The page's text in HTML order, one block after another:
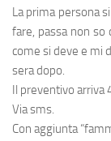
La prima persona
fare, passa non so
come si deve e mi
sera dopo.
Il preventivo arriva
Via sms.
Con aggiunta